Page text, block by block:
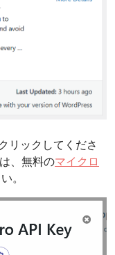
リックしてくださ
、無料のマイクロ
。